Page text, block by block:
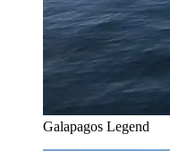
Galapagos Legend